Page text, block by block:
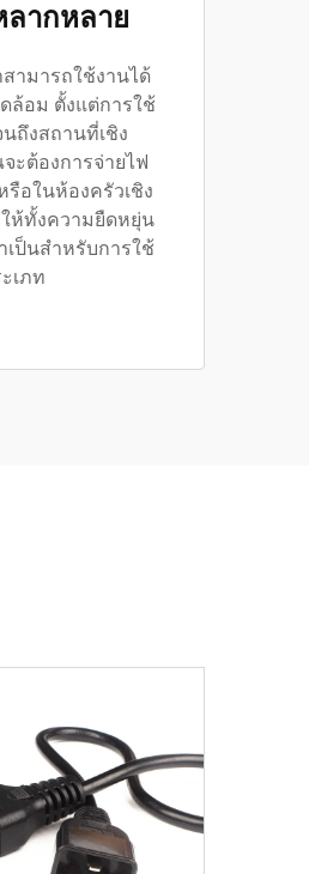
ลากหลาย
ามารถใช้งานได้
ล้อม ตั้งแต่การใช้
ถึงสถานที่เชิง
ะต้องการจ่ายไฟ
อในห้องครัวเชิง
ห้ทั้งความยืดหยุ่น
ป็นสำหรับการใช้
เภท